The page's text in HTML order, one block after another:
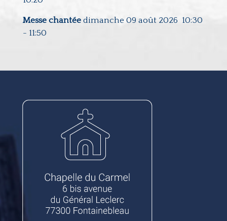
Messe chantée dimanche 09 août 2026 10:30
- 11:50